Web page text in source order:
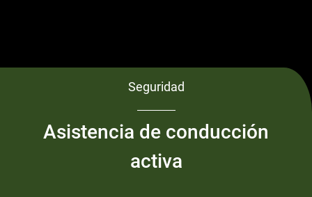
Seguridad
Asistencia de conducción
activa